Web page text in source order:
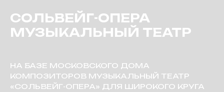
СОЛЬВЕЙГ-ОПЕРА
МУЗЫКАЛЬНЫЙ ТЕАТР
НА БАЗЕ МОСКОВСКОГО ДОМА
КОМПОЗИТОРОВ МУЗЫКАЛЬНЫЙ ТЕАТР
«СОЛЬВЕЙГ-ОПЕРА» ДЛЯ ШИРОКОГО КРУГА